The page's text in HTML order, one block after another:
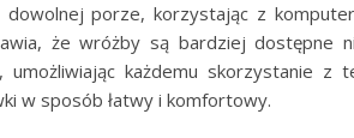
porze, korzystając z
że wróżby są bardziej dostępne
umożliwiając każdemu skorzystanie z
w sposób łatwy i komfortowy.